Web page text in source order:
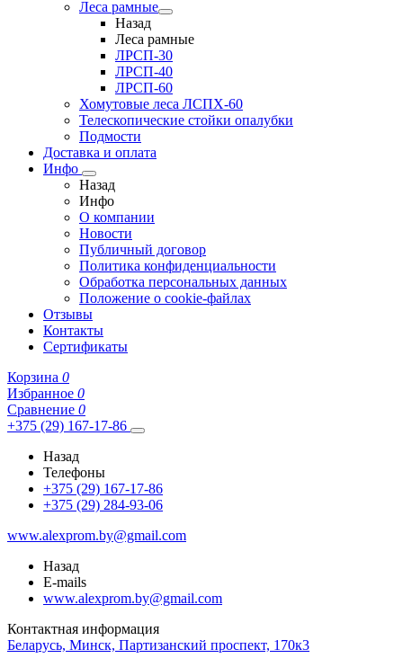
Леса рамные
Назад
Леса рамные
ЛРСП-30
ЛРСП-40
ЛРСП-60
Хомутовые леса ЛСПХ-60
Телескопические стойки опалубки
Подмости
Доставка и оплата
Инфо
Назад
Инфо
О компании
Новости
Публичный договор
Политика конфиденциальности
Обработка персональных данных
Положение о cookie-файлах
Отзывы
Контакты
Сертификаты
Корзина 0
Избранное 0
Сравнение 0
+375 (29) 167-17-86
Назад
Телефоны
+375 (29) 167-17-86
+375 (29) 284-93-06
www.alexprom.by@gmail.com
Назад
E-mails
www.alexprom.by@gmail.com
Контактная информация
Беларусь, Минск, Партизанский проспект, 170к3